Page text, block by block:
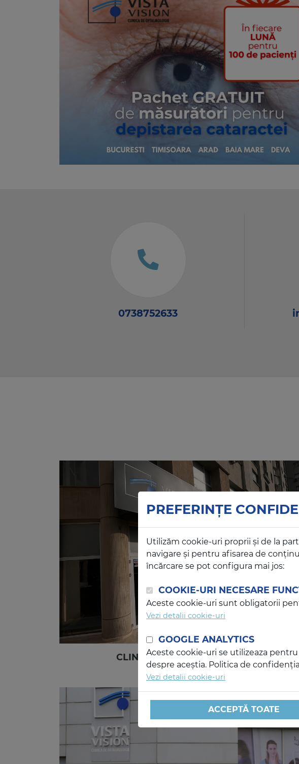
0738752633
CLINICA VISTA VISION BUCUREŞTI
PREFERINȚE
Utilizăm cookie-uri proprii și de la
navigare și pentru afisarea de
încărcare se pot configura mai jos:
COOKIE-URI NECESARE
Aceste cookie-uri sunt obligatorii
Vezi detalii cookie-uri
GOOGLE ANALYTICS
Aceste cookie-uri se utilizeaza
despre aceștia. Politica de
Vezi detalii cookie-uri
ACCEPTĂ TOATE